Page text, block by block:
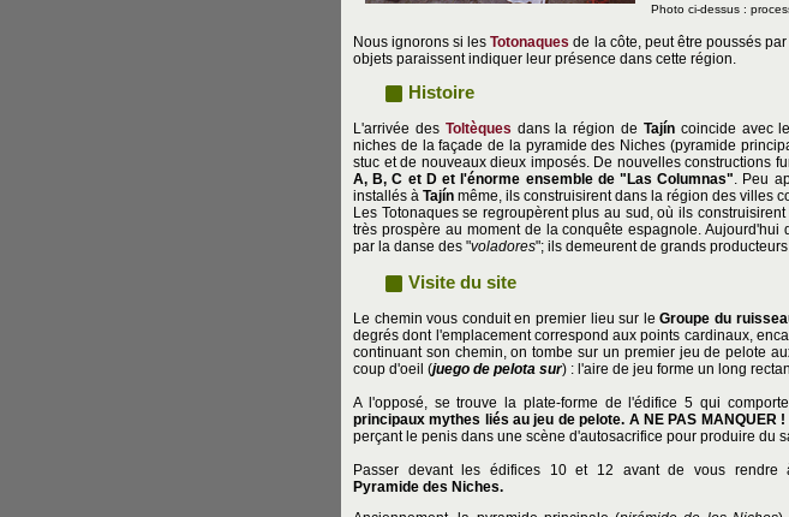
Photo ci-dessus :
Nous ignorons si lesTotonaques de la côte, peut être poussés
objets paraissent indiquer leur présence dans cette région.
Histoire
L'arrivée des Toltèques dans la région de Tajíncoincide avec
niches de la façade de la pyramide des Niches (pyramide
stuc et de nouveaux dieux imposés. De nouvelles constructions
A, B, C et D et l'énorme ensemble de "Las Columnas". Peu
installés à Tajín même, ils construisirent dans la région des villes
Les Totonaques se regroupèrent plus au sud, où ils
très prospère au moment de la conquête espagnole. Aujourd'hui
par la danse des "voladores"; ils demeurent de grands
Visite du site
Le chemin vous conduit en premier lieu sur leGroupe du
degrés dont l'emplacement correspond aux points cardinaux,
continuant son chemin, on tombe sur un premier jeu de pelote
coup d'oeil (juego de pelota sur) : l'aire de jeu forme un long
A l'opposé, se trouve la plate-forme de l'édifice 5 qui
principaux mythes liés au jeu de pelote. A NE PAS MANQUER !
perçant le penis dans une scène d'autosacrifice pour produire du
Passer devant les édifices 10 et 12 avant de vous rendre
Pyramide des Niches.